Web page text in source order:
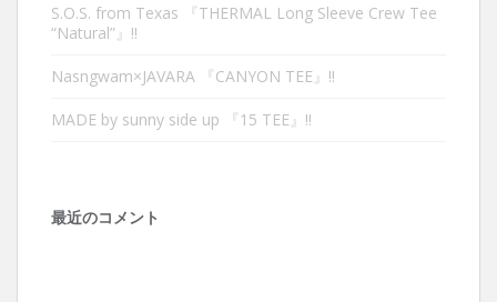
S.O.S. from Texas 『THERMAL Long Sleeve Crew Tee
“Natural”』‼︎
Nasngwam×JAVARA 『CANYON TEE』‼︎
MADE by sunny side up 『15 TEE』‼︎
最近のコメント